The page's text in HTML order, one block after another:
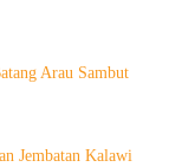
Arau Sambut
Jembatan Kalawi